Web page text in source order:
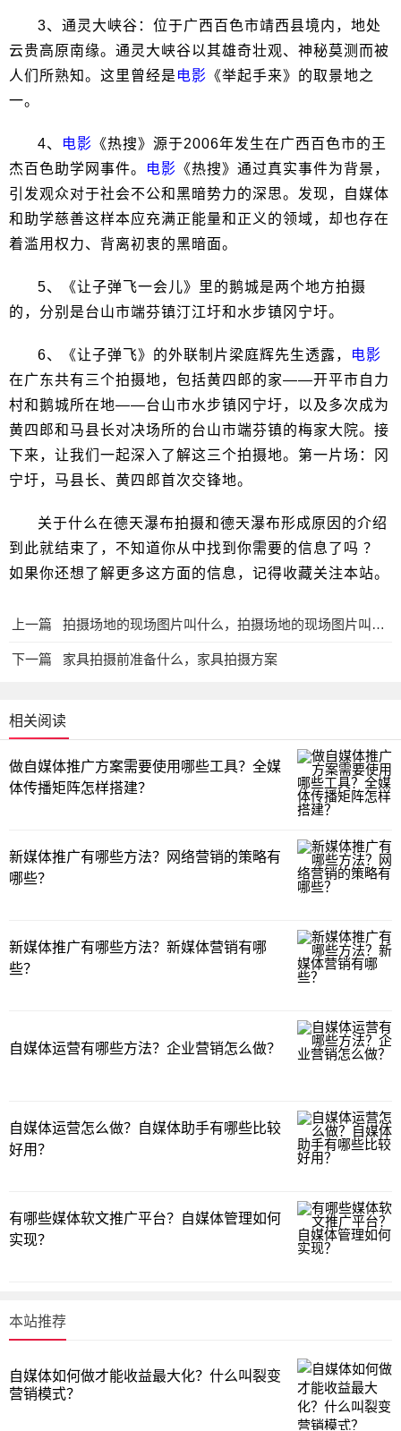
3、通灵大峡谷：位于广西百色市靖西县境内，地处
云贵高原南缘。通灵大峡谷以其雄奇壮观、神秘莫测而被
人们所熟知。这里曾经是 电影 《举起手来》的取景地之
一。
4、 电影 《热搜》源于2006年发生在广西百色市的王
杰百色助学网事件。
电影 《热搜》通过真实事件为背景，
引发观众对于社会不公和黑暗势力的深思。发现，自媒体
和助学慈善这样本应充满正能量和正义的领域，却也存在
着滥用权力、背离初衷的黑暗面。
5、《让子弹飞一会儿》里的鹅城是两个地方拍摄
的，分别是台山市端芬镇汀江圩和水步镇冈宁圩。
6、《让子弹飞》的外联制片梁庭辉先生透露，
电影
在广东共有三个拍摄地，包括黄四郎的家——开平市自力
村和鹅城所在地——台山市水步镇冈宁圩，以及多次成为
黄四郎和马县长对决场所的台山市端芬镇的梅家大院。接
下来，让我们一起深入了解这三个拍摄地。第一片场：冈
宁圩，马县长、黄四郎首次交锋地。
关于什么在德天瀑布拍摄和德天瀑布形成原因的介绍
到此就结束了，不知道你从中找到你需要的信息了吗 ？
如果你还想了解更多这方面的信息，记得收藏关注本站。
上一篇 拍摄场地的现场图片叫什么，拍摄场地的现场图片叫什么名字
下一篇 家具拍摄前准备什么，家具拍摄方案
相关阅读
做自媒体推广方案需要使用哪些工具？全媒
体传播矩阵怎样搭建？
新媒体推广有哪些方法？网络营销的策略有
哪些？
新媒体推广有哪些方法？新媒体营销有哪
些？
自媒体运营有哪些方法？企业营销怎么做？
自媒体运营怎么做？自媒体助手有哪些比较
好用？
有哪些媒体软文推广平台？自媒体管理如何
实现？
本站推荐
自媒体如何做才能收益最大化？什么叫裂变
营销模式？